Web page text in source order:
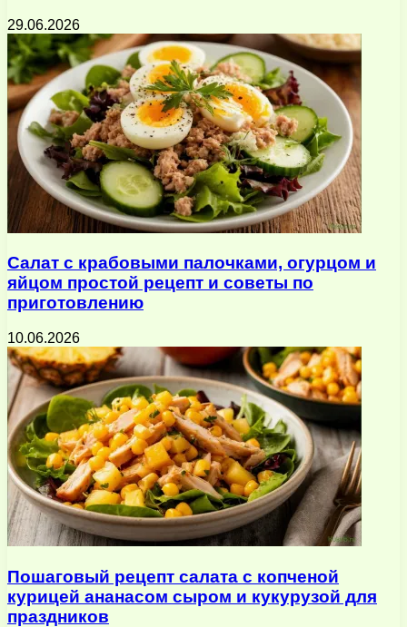
29.06.2026
Салат с крабовыми палочками, огурцом и
яйцом простой рецепт и советы по
приготовлению
10.06.2026
Пошаговый рецепт салата с копченой
курицей ананасом сыром и кукурузой для
праздников